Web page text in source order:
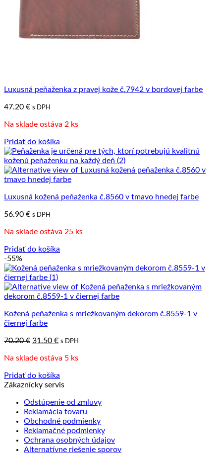
Luxusná peňaženka z pravej kože č.7942 v bordovej farbe
47.20 € s DPH
Na sklade ostáva 2 ks
Pridať do košíka
Luxusná kožená peňaženka č.8560 v tmavo hnedej farbe
56.90 € s DPH
Na sklade ostáva 25 ks
Pridať do košíka
-55%
Kožená peňaženka s mriežkovaným dekorom č.8559-1 v
čiernej farbe
70.20€ Pôvodná
bola:
31.50 €Aktuálna
je:
s DPH
Na sklade ostáva 5 ks
Pridať do košíka
Zákaznícky servis
Odstúpenie od zmluvy
Reklamácia tovaru
Obchodné podmienky
Reklamačné podmienky
Ochrana osobných údajov
Alternatívne riešenie sporov